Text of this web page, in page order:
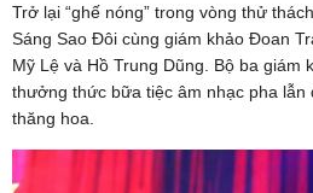
Trở lại “ghế nóng” trong vòng thử
Sáng Sao Đôi cùng giám khảo Đoan
Mỹ Lệ và Hồ Trung Dũng. Bộ ba giám
thưởng thức bữa tiệc âm nhạc pha lẫn
thăng hoa.